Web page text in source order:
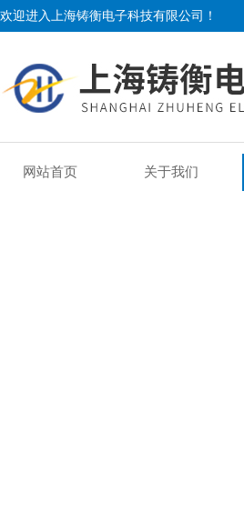
欢迎进入上海铸衡电子科技有限公司！
网站首页 关于我们